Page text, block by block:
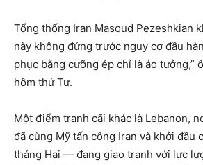
Tổng thống Iran Masoud Pezeshkian
này không đứng trước nguy cơ đầu
phục bằng cưỡng ép chỉ là ảo tưởng,”
hôm thứ Tư.
Một điểm tranh cãi khác là Lebanon,
đã cùng Mỹ tấn công Iran và khởi đầu
tháng Hai — đang giao tranh với lực